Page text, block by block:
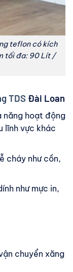
teflon có kích
tối đa: 90 Lít /
TDS Đài Loan
năng hoạt động
lĩnh vực khác
cháy như cồn,
như mực in,
chuyển xăng